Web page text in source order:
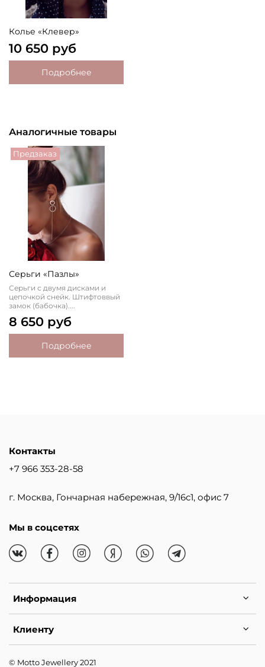
Колье «Клевер»
10 650 руб
Подробнее
Аналогичные товары
Предзаказ
Серьги «Пазлы»
Серьги с двумя дисками и
цепочкой снейк. Штифтоввый
замок (бабочка)....
8 650 руб
Подробнее
Информация
Клиенту
Контакты
+7 966 353-28-58
г. Москва, Гончарная набережная, 9/16с1, офис 7
Мы в соцсетях
© Motto Jewellery 2021